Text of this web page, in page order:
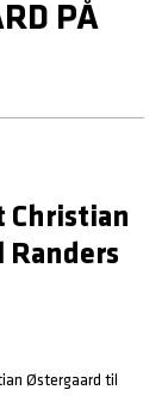
PÅ
Christian
Østergaard til